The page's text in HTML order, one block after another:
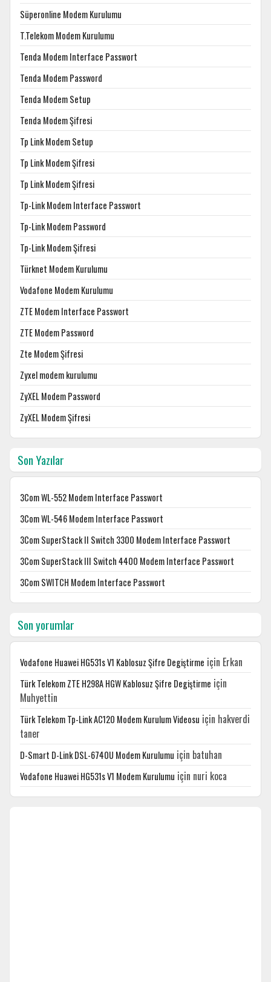
Süperonline Modem Kurulumu
T.Telekom Modem Kurulumu
Tenda Modem Interface Passwort
Tenda Modem Password
Tenda Modem Setup
Tenda Modem Şifresi
Tp Link Modem Setup
Tp Link Modem Şifresi
Tp Link Modem Şifresi
Tp-Link Modem Interface Passwort
Tp-Link Modem Password
Tp-Link Modem Şifresi
Türknet Modem Kurulumu
Vodafone Modem Kurulumu
ZTE Modem Interface Passwort
ZTE Modem Password
Zte Modem Şifresi
Zyxel modem kurulumu
ZyXEL Modem Password
ZyXEL Modem Şifresi
Son Yazılar
3Com WL-552 Modem Interface Passwort
3Com WL-546 Modem Interface Passwort
3Com SuperStack II Switch 3300 Modem Interface Passwort
3Com SuperStack III Switch 4400 Modem Interface Passwort
3Com SWITCH Modem Interface Passwort
Son yorumlar
Vodafone Huawei HG531s V1 Kablosuz Şifre Degiştirme için Erkan
Türk Telekom ZTE H298A HGW Kablosuz Şifre Degiştirme için
Muhyettin
Türk Telekom Tp-Link AC120 Modem Kurulum Videosu için hakverdi
taner
D-Smart D-Link DSL-6740U Modem Kurulumu için batuhan
Vodafone Huawei HG531s V1 Modem Kurulumu için nuri koca